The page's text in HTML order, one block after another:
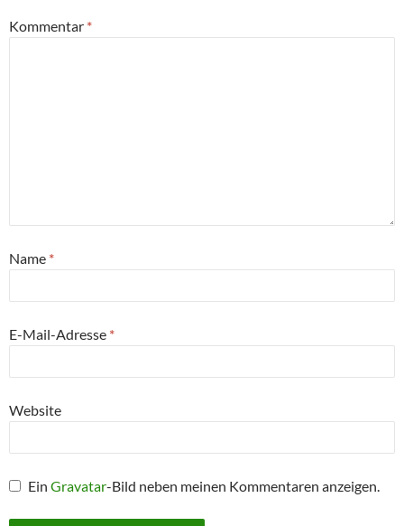
Kommentar *
Name *
E-Mail-Adresse *
Website
EinGravatar-Bild neben meinen Kommentaren anzeigen.